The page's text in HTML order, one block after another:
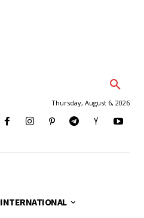
Thursday, August 6, 2026
INTERNATIONAL